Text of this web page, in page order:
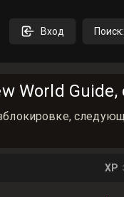
Вход
World Guide,
XP